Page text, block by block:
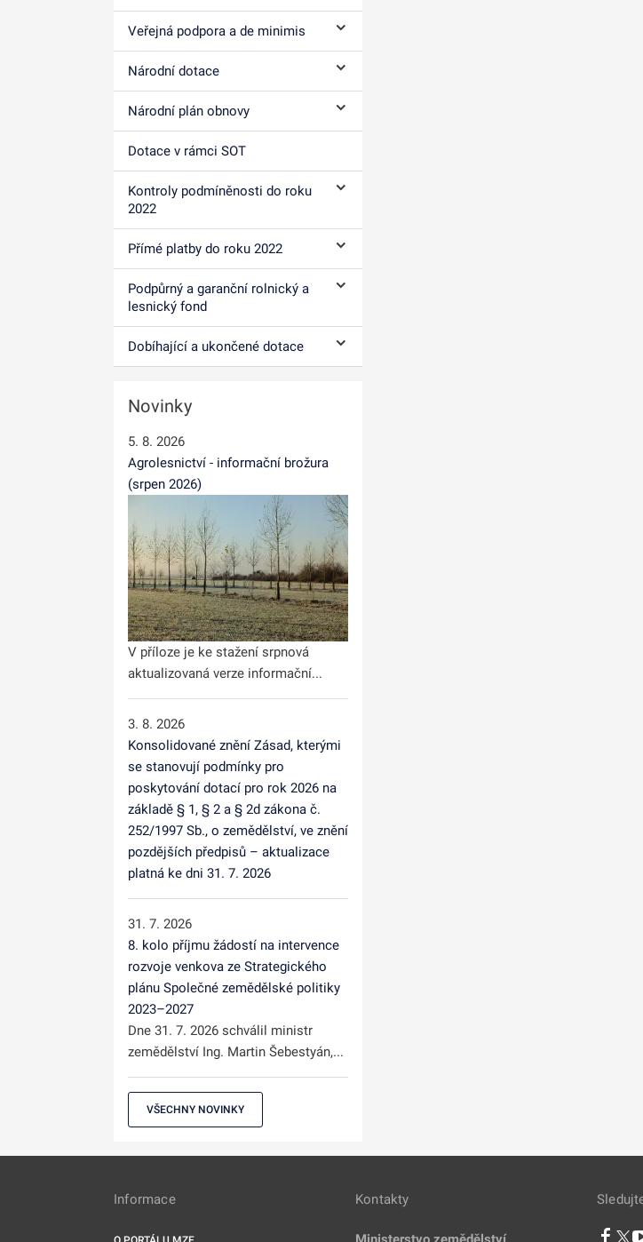
Veřejná podpora a de minimis
Národní dotace
Národní plán obnovy
Dotace v rámci SOT
Kontroly podmíněnosti do roku
2022
Přímé platby do roku 2022
Podpůrný a garanční rolnický a
lesnický fond
Dobíhající a ukončené dotace
Novinky
5. 8. 2026
Agrolesnictví - informační brožura
(srpen 2026)
V příloze je ke stažení srpnová
aktualizovaná verze informační...
3. 8. 2026
Konsolidované znění Zásad, kterými
se stanovují podmínky pro
poskytování dotací pro rok 2026 na
základě § 1, § 2 a § 2d zákona č.
252/1997 Sb., o zemědělství, ve znění
pozdějších předpisů – aktualizace
platná ke dni 31. 7. 2026
31. 7. 2026
8. kolo příjmu žádostí na intervence
rozvoje venkova ze Strategického
plánu Společné zemědělské politiky
2023–2027
Dne 31. 7. 2026 schválil ministr
zemědělství Ing. Martin Šebestyán,...
VŠECHNY NOVINKY
Informace Kontakty